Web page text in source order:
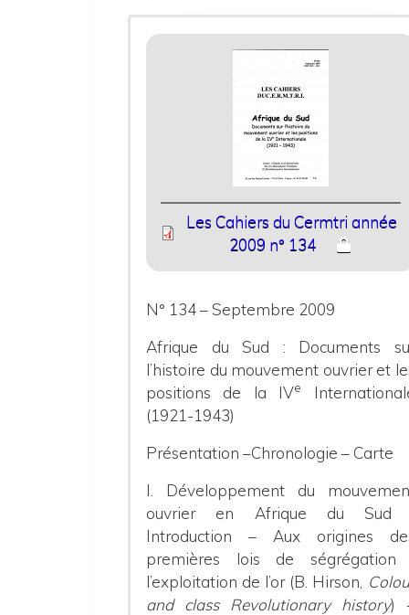
Les Cahiers du Cermtri année
2009 n° 134
N° 134 – Septembre 2009
Afrique du Sud : Documents
l’histoire du mouvement ouvrier et
positions de la IVe
(1921-1943)
Présentation –Chronologie – Carte
I. Développement du
ouvrier en Afrique du Sud
Introduction – Aux origines
premières lois de ségrégation
l’exploitation de l’or (B. Hirson,
and class Revolutionary history)